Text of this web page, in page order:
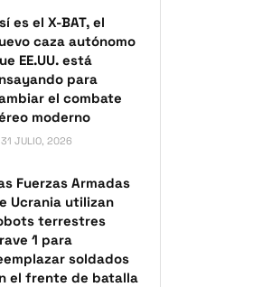
es el X-BAT, el
caza autónomo
EE.UU. está
para
el combate
moderno
JULIO, 2026
Fuerzas Armadas
Ucrania utilizan
terrestres
1 para
soldados
el frente de batalla